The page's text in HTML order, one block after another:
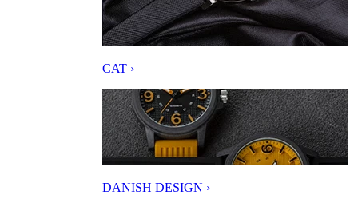
CAT ›
DANISH DESIGN ›